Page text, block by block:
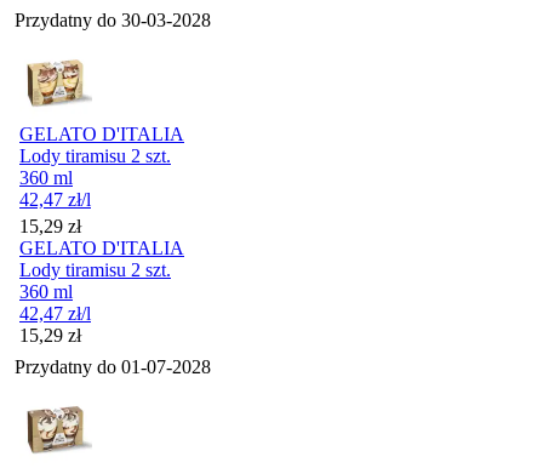
Przydatny do 30-03-2028
GELATO D'ITALIA
Lody tiramisu 2 szt.
360 ml
42,47 zł/l
Cena
15,29 zł
GELATO D'ITALIA
Lody tiramisu 2 szt.
360 ml
42,47 zł/l
Cena
15,29 zł
Przydatny do 01-07-2028